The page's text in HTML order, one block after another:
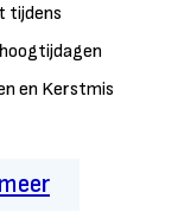
tijdens
en Kerstmis